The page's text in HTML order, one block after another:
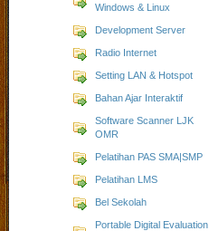
Windows & Linux
Development Server
Radio Internet
Setting LAN & Hotspot
Bahan Ajar Interaktif
Software Scanner LJK
OMR
Pelatihan PAS SMA|SMP
Pelatihan LMS
Bel Sekolah
Portable Digital Evaluation